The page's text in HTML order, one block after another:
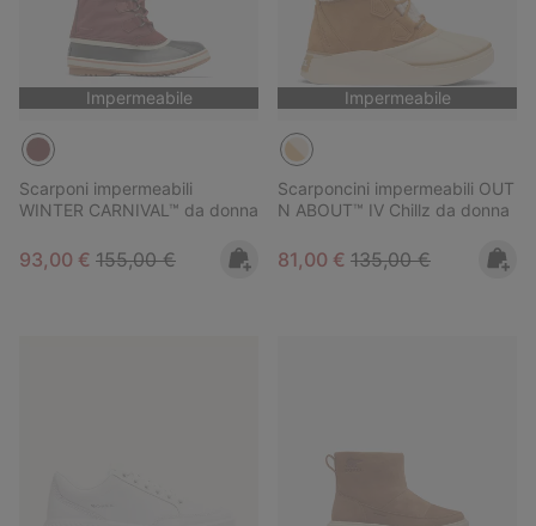
Impermeabile
Scarponi impermeabili
WINTER CARNIVAL™ da donna
Sale price:
93,00 € Regular price:
155,00 €
Impermeabile
Scarponcini impermeabili OUT
N ABOUT™ IV Chillz da donna
Sale price:
81,00 € Regular price:
135,00 €